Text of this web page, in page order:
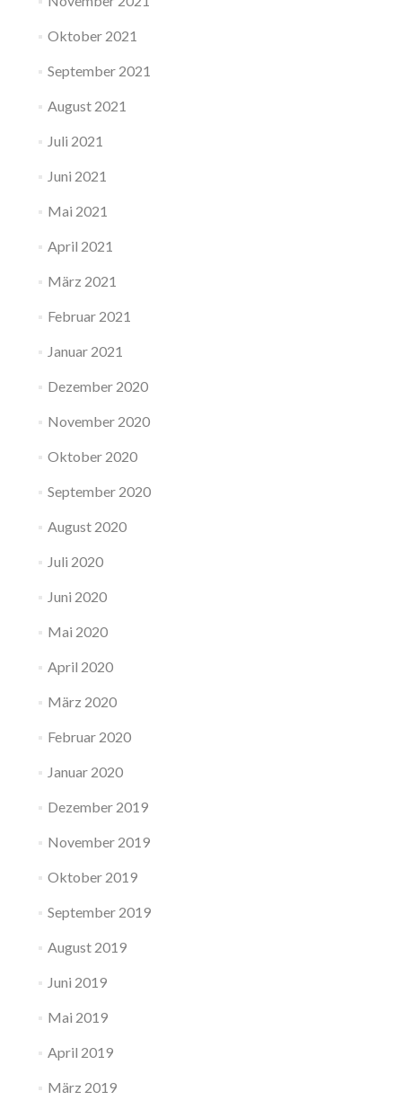
Oktober 2021
September 2021
August 2021
Juli 2021
Juni 2021
Mai 2021
April 2021
März 2021
Februar 2021
Januar 2021
Dezember 2020
November 2020
Oktober 2020
September 2020
August 2020
Juli 2020
Juni 2020
Mai 2020
April 2020
März 2020
Februar 2020
Januar 2020
Dezember 2019
November 2019
Oktober 2019
September 2019
August 2019
Juni 2019
Mai 2019
April 2019
März 2019